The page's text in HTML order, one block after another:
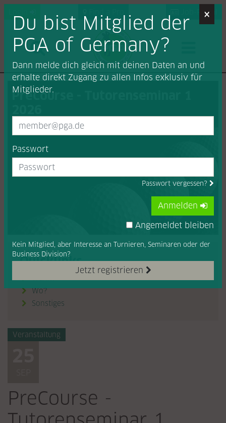
Job-Portal
PreCourse - Tutorenseminar 1
Veranstaltung
PreCourse -
Quicklinks
 Wo?
 Sonstiges
×
Du bist Mitglied der
PGA of Germany?
Dann melde dich gleich mit deinen Daten an und
erhalte direkt Zugang zu allen Infos exklusiv für
Mitglieder.
Passwort
Passwort vergessen?
Jetzt registrieren
Kein Mitglied, aber Interesse an Turnieren, Seminaren oder der
Business Division?
Anmelden
Angemeldet bleiben